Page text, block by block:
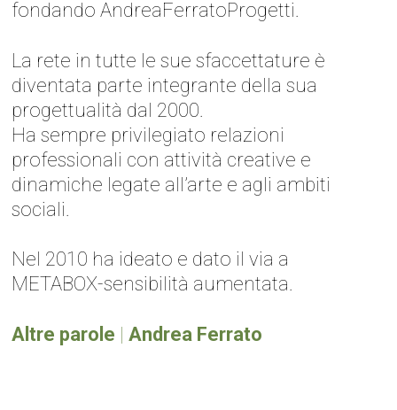
fondando AndreaFerratoProgetti.
La rete in tutte le sue sfaccettature è
diventata parte integrante della sua
progettualità dal 2000.
Ha sempre privilegiato relazioni
professionali con attività creative e
dinamiche legate all’arte e agli ambiti
sociali.
Nel 2010 ha ideato e dato il via a
METABOX-sensibilità aumentata.
Altre parole |Andrea Ferrato